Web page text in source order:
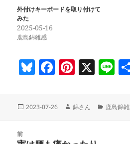
外付けキーボードを取り付けて
みた
2025-05-16
鹿島錦雑感
Bl
es
k
F
c
e
Pi
er
es
X Li
e
投
2023-07-26
作
錦さん
カ
鹿島錦
前